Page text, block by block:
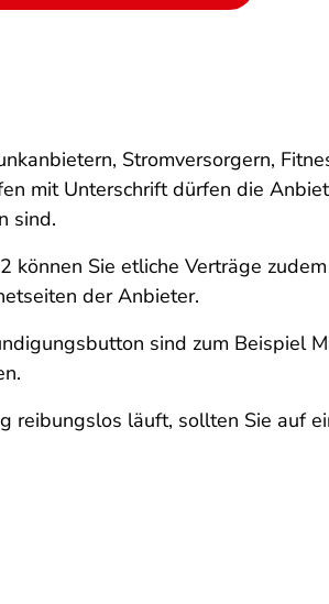
Stromversorgern,
mit Unterschrift dürfen die
sind.
können Sie etliche Verträge
der Anbieter.
sind zum Beispiel
reibungslos läuft, sollten Sie auf